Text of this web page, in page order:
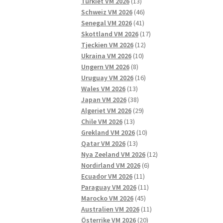
produkter
Schweiz VM 2026 4646
produkter
Senegal VM 2026 4141
produkter
Skottland VM 2026 1717
Tjeckien VM 2026 1212
produkter
Ukraina VM 2026 1010
Ungern VM 2026 88
produkter
Uruguay VM 2026 1616
Wales VM 2026 1313
produkter
Japan VM 2026 3838
produkter
Algeriet VM 2026 2929
Chile VM 2026 1313
produkter
Grekland VM 2026 1010
Qatar VM 2026 1313
produkter
Nya Zeeland VM 2026 1212
Nordirland VM 2026 66
Ecuador VM 2026 1111
produkter
Paraguay VM 2026 1111
Marocko VM 2026 4545
produkter
Australien VM 2026 1111
Österrike VM 2026 2020